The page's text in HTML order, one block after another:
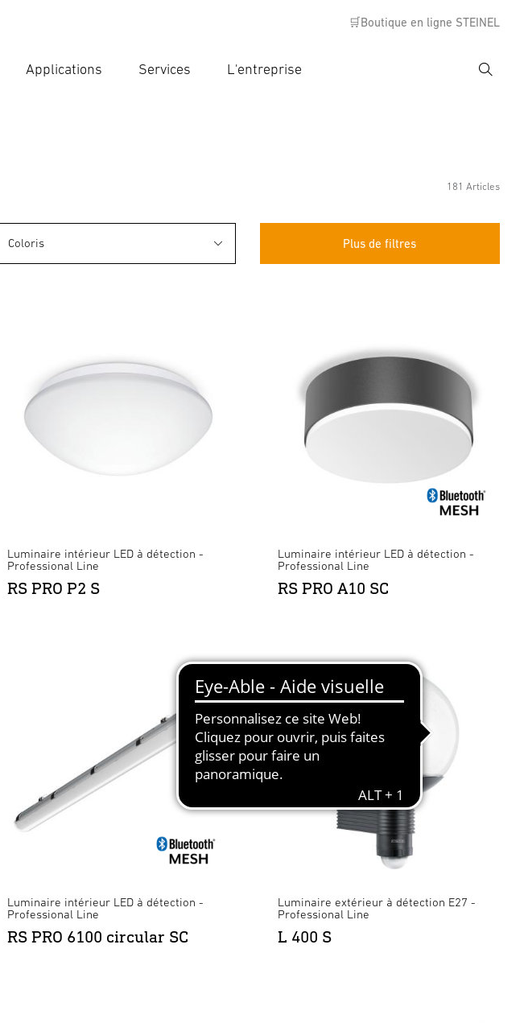
🛒Boutique en ligne STEINEL
Applications Services L'entreprise
181 Articles
Plus de filtres
Coloris
Luminaire intérieur LED à détection -
Professional Line
RS PRO P2 S
Luminaire intérieur LED à détection -
Professional Line
RS PRO A10 SC
Luminaire intérieur LED à détection -
Professional Line
RS PRO 6100 circular SC
Luminaire extérieur à détection E27 -
Professional Line
L 400 S